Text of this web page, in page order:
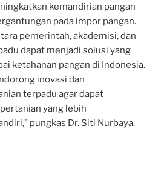
kemandirian pangan
pada impor pangan.
pemerintah, akademisi, dan
dapat menjadi solusi yang
ketahanan pangan di Indonesia.
inovasi dan
terpadu agar dapat
yang lebih
pungkas Dr. Siti Nurbaya.